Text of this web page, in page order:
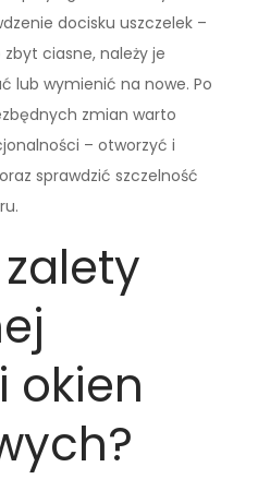
docisku uszczelek –
ciasne, należy je
lub wymienić na nowe. Po
zmian warto
– otworzyć i
sprawdzić szczelność
okien